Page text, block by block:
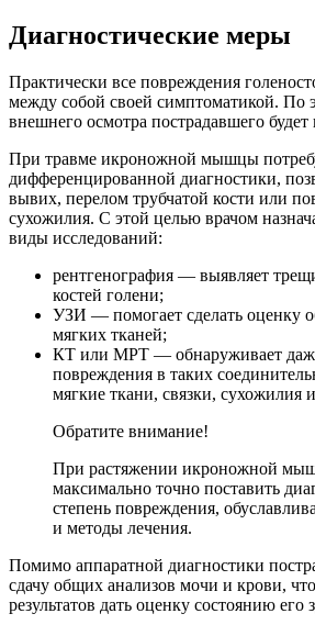
Диагностические меры
Практически все повреждения
между собой своей симптоматикой. По
внешнего осмотра пострадавшего будет
При травме икроножной мышцы
дифференцированной диагностики,
вывих, перелом трубчатой кости или
сухожилия. С этой целью врачом
виды исследований:
рентгенография — выявляет
костей голени;
УЗИ — помогает сделать оценку
мягких тканей;
КТ или МРТ — обнаруживает
повреждения в таких
мягкие ткани, связки,
Обратите внимание!
При растяжении икроножной
максимально точно поставить
степень повреждения,
и методы лечения.
Помимо аппаратной диагностики
сдачу общих анализов мочи и крови,
результатов дать оценку состоянию его